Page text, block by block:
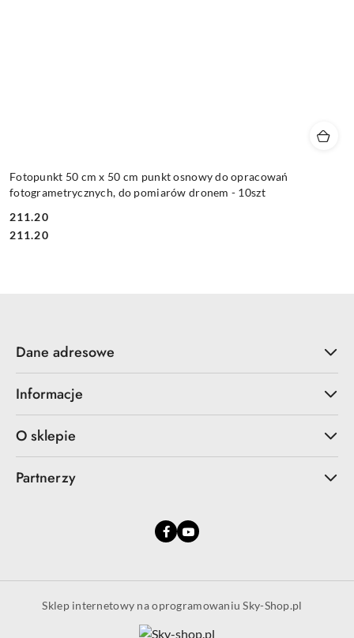
Fotopunkt 50 cm x 50 cm punkt osnowy do opracowań
fotogrametrycznych, do pomiarów dronem - 10szt
Cena:
211.20
Cena:
211.20
Dane adresowe
Informacje
O sklepie
Partnerzy
Sklep internetowy na oprogramowaniu Sky-Shop.pl